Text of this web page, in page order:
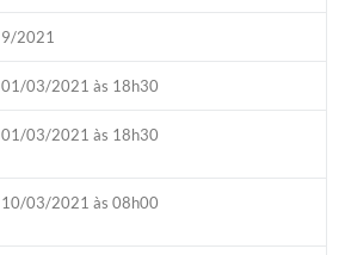
9/2021
01/03/2021 às 18h30
01/03/2021 às 18h30
10/03/2021 às 08h00